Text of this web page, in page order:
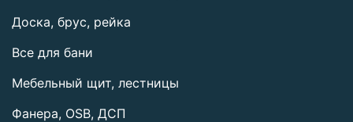
Доска, брус, рейка
Все для бани
Мебельный щит, лестницы
Фанера, OSB, ДСП